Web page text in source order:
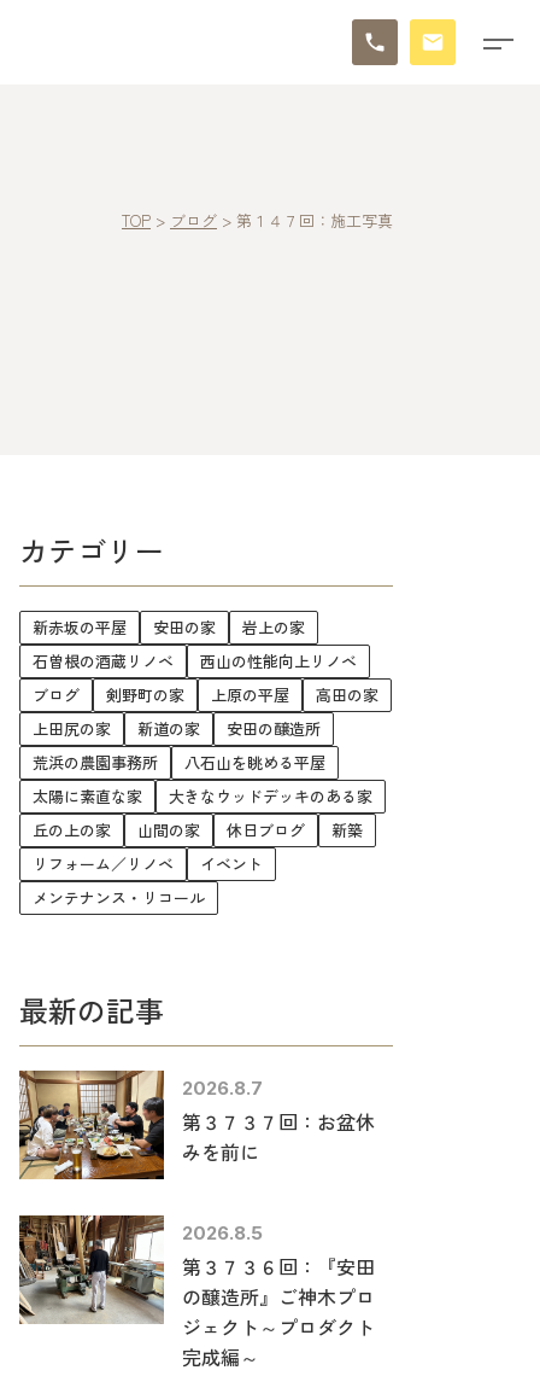
TOP > ブログ > 第１４７回：施工写真
カテゴリー
新赤坂の平屋 安田の家
岩上の家
石曽根の酒蔵リノベ
西山の性能向上リノベ
ブログ
剣野町の家 上原の平屋
高田の家
上田尻の家
新道の家
安田の醸造所
荒浜の農園事務所
八石山を眺める平屋
太陽に素直な家
大きなウッドデッキのある家
丘の上の家
山間の家 休日ブログ
新築
リフォーム／リノベ
イベント
メンテナンス・リコール
最新の記事
2026.8.7
第３７３７回：お盆休
みを前に
2026.8.5
第３７３６回：『安田
の醸造所』ご神木プロ
ジェクト～プロダクト
完成編～